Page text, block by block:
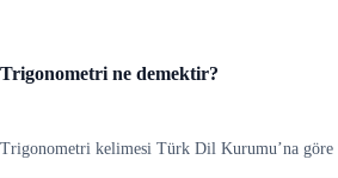
Trigonometri ne demektir?
Trigonometri kelimesi Türk Dil Kurumu’na göre